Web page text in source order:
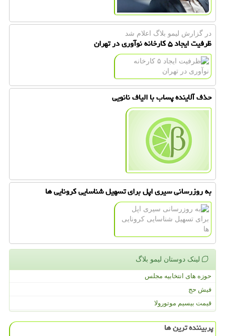
در گزارش لیمو بلاگ اعلام شد
ظرفیت ایجاد ۵ كارخانه نوآوری در تهران
حذف آلاینده پساب با الیاف نانویی
به روزرسانی سیری اپل برای تسهیل شناسایی كرونایی ها
لینک دوستان لیمو بلاگ
حوزه های انتخابیه مجلس
فیش حج
قیمت بیسیم موتورولا
پربیننده ترین ها